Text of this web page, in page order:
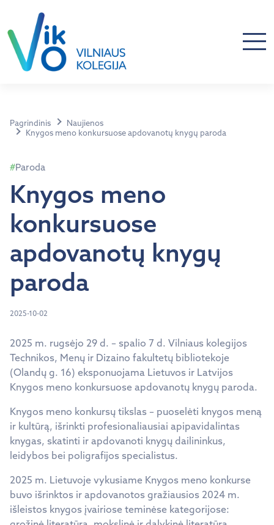
Pagrindinis
Naujienos
Knygos meno konkursuose apdovanotų knygų paroda
Paroda
Knygos meno
konkursuose
apdovanotų knygų
paroda
2025-10-02
2025 m. rugsėjo 29 d. – spalio 7 d. Vilniaus kolegijos
Technikos, Menų ir Dizaino fakultetų bibliotekoje
(Olandų g. 16) eksponuojama Lietuvos ir Latvijos
Knygos meno konkursuose apdovanotų knygų paroda.
Knygos meno konkursų tikslas – puoselėti knygos meną
ir kultūrą, išrinkti profesionaliausiai apipavidalintas
knygas, skatinti ir apdovanoti knygų dailininkus,
leidybos bei poligrafijos specialistus.
2025 m. Lietuvoje vykusiame Knygos meno konkurse
buvo išrinktos ir apdovanotos gražiausios 2024 m.
išleistos knygos įvairiose teminėse kategorijose: